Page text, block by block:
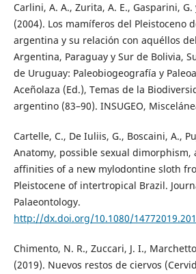
Carlini, A. A., Zurita, A. E., Gasparini, G.
(2004). Los mamíferos del Pleistoceno
argentina y su relación con aquéllos
Argentina, Paraguay y Sur de Bolivia,
de Uruguay: Paleobiogeografía y
Aceñolaza (Ed.), Temas de la
argentino (83–90). INSUGEO,
Cartelle, C., De Iuliis, G., Boscaini, A.,
Anatomy, possible sexual dimorphism,
affinities of a new mylodontine sloth
Pleistocene of intertropical Brazil.
Palaeontology.
http://dx.doi.org/10.1080/
Chimento, N. R., Zuccari, J. I.,
(2019). Nuevos restos de ciervos